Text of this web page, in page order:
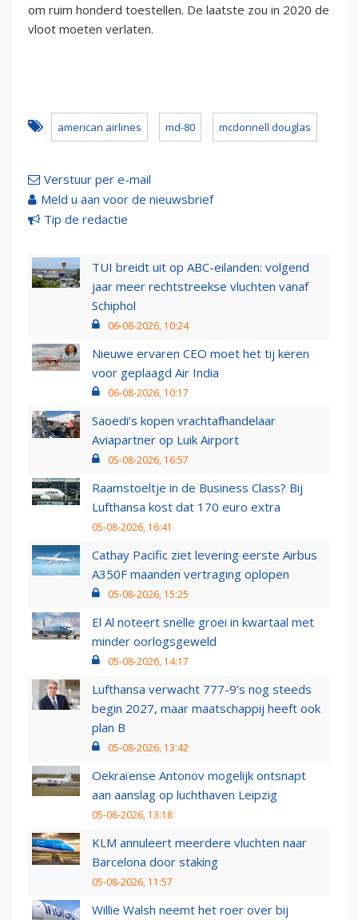
om ruim honderd toestellen. De laatste zou in 2020 de
vloot moeten verlaten.
american airlines md-80 mcdonnell douglas
Verstuur per e-mail
Meld u aan voor de nieuwsbrief
Tip de redactie
TUI breidt uit op ABC-eilanden: volgend
jaar meer rechtstreekse vluchten vanaf
Schiphol
06-08-2026, 10:24
Nieuwe ervaren CEO moet het tij keren
voor geplaagd Air India
06-08-2026, 10:17
Saoedi’s kopen vrachtafhandelaar
Aviapartner op Luik Airport
05-08-2026, 16:57
Raamstoeltje in de Business Class? Bij
Lufthansa kost dat 170 euro extra
05-08-2026, 16:41
Cathay Pacific ziet levering eerste Airbus
A350F maanden vertraging oplopen
05-08-2026, 15:25
El Al noteert snelle groei in kwartaal met
minder oorlogsgeweld
05-08-2026, 14:17
Lufthansa verwacht 777-9’s nog steeds
begin 2027, maar maatschappij heeft ook
plan B
05-08-2026, 13:42
Oekraïense Antonov mogelijk ontsnapt
aan aanslag op luchthaven Leipzig
05-08-2026, 13:18
KLM annuleert meerdere vluchten naar
Barcelona door staking
05-08-2026, 11:57
Willie Walsh neemt het roer over bij